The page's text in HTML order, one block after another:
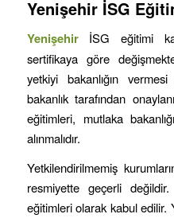
Yenişehir İSG
Yenişehir İSG eğitimi
sertifikaya göre
yetkiyi bakanlığın
bakanlık tarafından
eğitimleri, mutlaka
alınmalıdır.
Yetkilendirilmemiş
resmiyette geçerli
eğitimleri olarak kabul edilir.